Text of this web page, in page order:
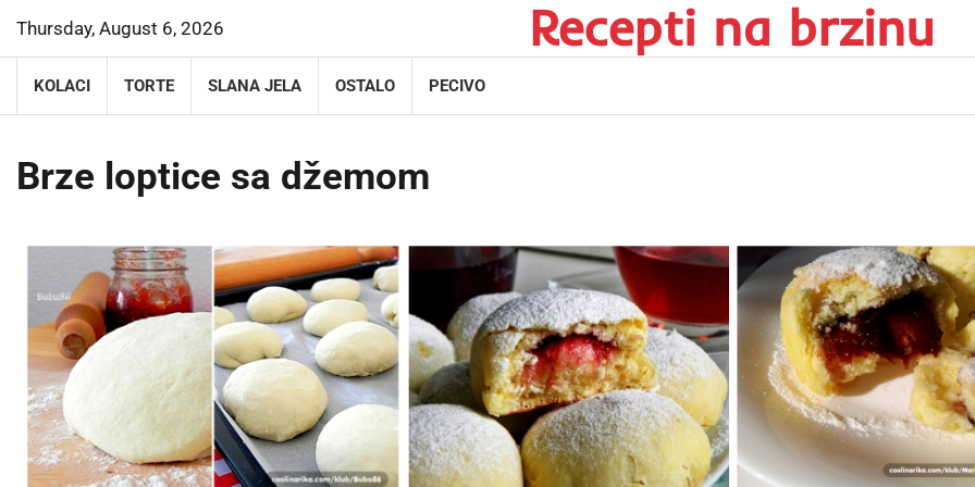
content
Thursday, August 6, 2026 Recepti na brzinu
KOLACI TORTE SLANA JELA OSTALO PECIVO
Brze loptice sa džemom